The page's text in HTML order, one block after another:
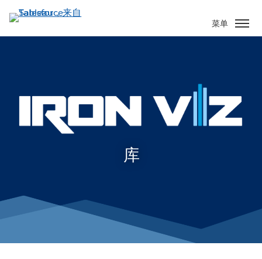
转
到
菜单
库